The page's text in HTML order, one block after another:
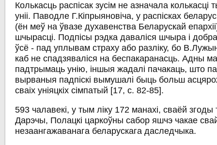
Колькасць распісак зусім не азначала колькасці
уніі. Паводле Г.Кіпрыяновіча, у распісках
(ён меў на ўвазе духавенства Беларускай
шчырасці. Подпісы рэдка даваліся шчыра і
ўсё - пад уплывам страху або разліку, бо
каб не спадзяваліся на беспакаранасць. Адны
падтрымаць унію, іншыя жадалі пачакаць, што
вырваныя падпіскі вымушалі быць больш
сваіх уніяцкіх сімпатый [17, c. 82-85].
593 чалавекі, у тым ліку 172 манахі, сваёй згоды
Дарэчы, Полацкі царкоўны сабор яшчэ чакае
незаангажаванага беларускага даследчыка.